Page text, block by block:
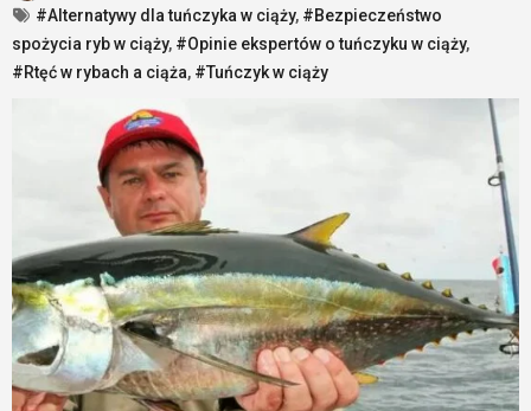
#Alternatywy dla tuńczyka w ciąży, #Bezpieczeństwo
spożycia ryb w ciąży, #Opinie ekspertów o tuńczyku w ciąży,
#Rtęć w rybach a ciąża, #Tuńczyk w ciąży